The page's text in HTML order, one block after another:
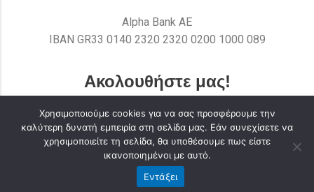
Alpha Bank AE
ΙΒΑΝ GR33 0140 2320 2320 0200 1000 089
Ακολουθήστε μας!
Σύλλογος Υπαλλήλων Περιφέρειας Αττικής
Χρησιμοποιούμε cookies για να σας προσφέρουμε την
καλύτερη δυνατή εμπειρία στη σελίδα μας. Εάν συνεχίσετε να
χρησιμοποιείτε τη σελίδα, θα υποθέσουμε πως είστε
ικανοποιημένοι με αυτό.
Εντάξει